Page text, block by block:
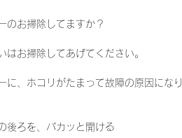
のお掃除してますか？
はお掃除してあげてください。
に、ホコリがたまって故障の原因になり
後ろを、パカッと開ける